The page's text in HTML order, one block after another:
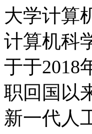
大学计算
计算机科
于于2018
职回国以
新一代人